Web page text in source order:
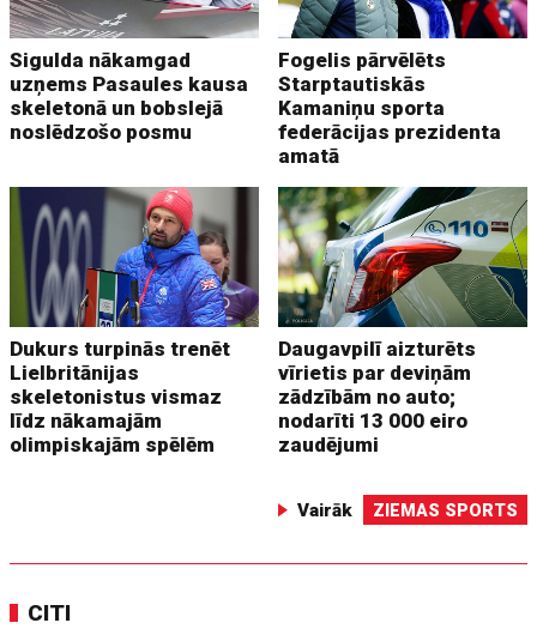
Sigulda nākamgad
uzņems Pasaules kausa
skeletonā un bobslejā
noslēdzošo posmu
Fogelis pārvēlēts
Starptautiskās
Kamaniņu sporta
federācijas prezidenta
amatā
Dukurs turpinās trenēt
Lielbritānijas
skeletonistus vismaz
līdz nākamajām
olimpiskajām spēlēm
Daugavpilī aizturēts
vīrietis par deviņām
zādzībām no auto;
nodarīti 13 000 eiro
zaudējumi
Vairāk ZIEMAS SPORTS
CITI